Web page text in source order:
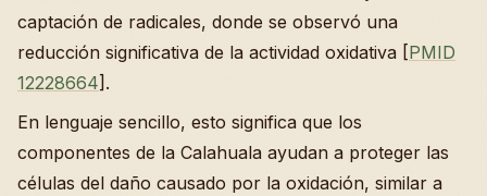
captación de radicales, donde se observó una
reducción significativa de la actividad oxidativa [PMID
12228664].
En lenguaje sencillo, esto significa que los
componentes de la Calahuala ayudan a proteger las
células del daño causado por la oxidación, similar a